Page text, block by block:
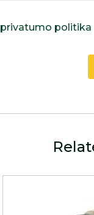
privatumo politika